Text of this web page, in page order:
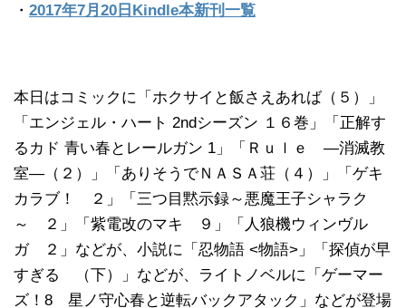
・ 2017年7月20日Kindle本新刊一覧
本日はコミックに「ホクサイと飯さえあれば（５）」
「エンジェル・ハート 2ndシーズン １６巻」「正解す
るカド 青い春とレールガン 1」「Ｒｕｌｅ ―消滅教
室―（２）」「ありそうでＮＡＳＡ荘（４）」「ゲキ
カラブ！ ２」「三つ目黙示録～悪魔王子シャラク
～ ２」「紫電改のマキ ９」「人狼機ウィンヴル
ガ ２」などが、小説に「忍物語 <物語>」「探偵が早
すぎる （下）」などが、ライトノベルに「ゲーマー
ズ！8 星ノ守心春と逆転バックアタック」などが登場